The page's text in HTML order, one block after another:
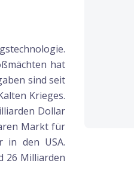
hat
sind seit
Krieges.
Dollar
Markt für
in den USA.
26 Milliarden